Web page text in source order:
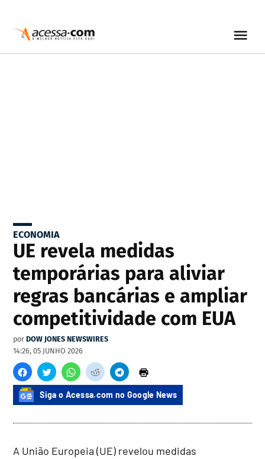
ECONOMIA
UE revela medidas
temporárias para aliviar
regras bancárias e ampliar
competitividade com EUA
por DOW JONES NEWSWIRES
14:26, 05 JUNHO 2026
Siga o Acessa.com no Google News
A União Europeia (UE) revelou medidas